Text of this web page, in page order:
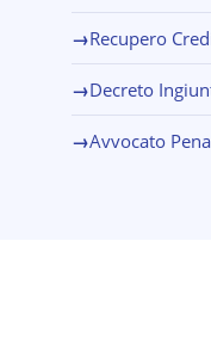
→Recupero
→Decreto
→Avvocato